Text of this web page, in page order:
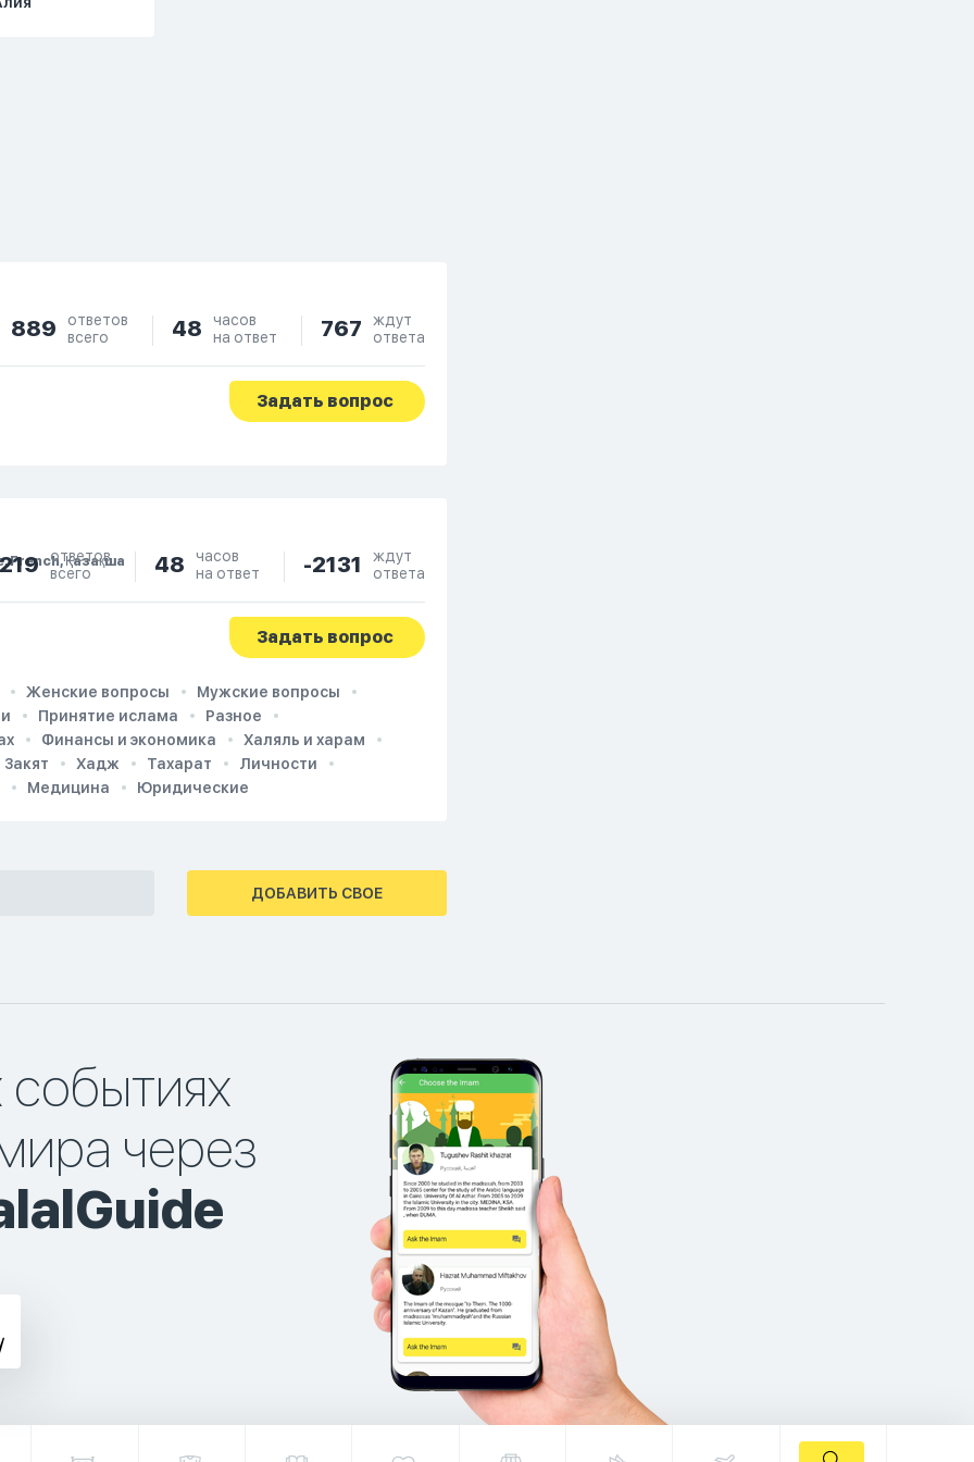
889
ответов
всего
48
часов
на ответ
767
ждут
ответа
Задать вопрос
French, Қазақша
ответов
всего
48
часов
на ответ
-2131
ждут
ответа
Задать вопрос
Женские вопросы
Мужские вопросы
Принятие ислама
Разное
Финансы и экономика
Халяль и харам
Закят
Хадж Тахарат
Личности
Медицина
Юридические
ДОБАВИТЬ СВОЕ
через